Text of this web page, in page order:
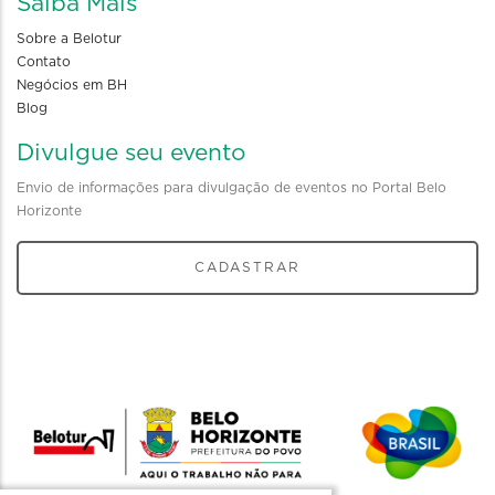
Sobre a Belotur
Contato
Negócios em BH
Blog
Divulgue seu evento
Envio de informações para divulgação de eventos no Portal Belo
Horizonte
CADASTRAR